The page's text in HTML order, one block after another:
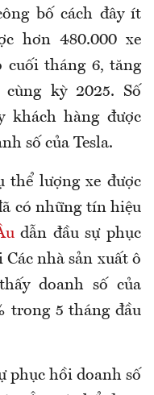
bố cách đây ít
hơn 480.000 xe
cuối tháng 6, tăng
kỳ 2025. Số
khách hàng được
số của Tesla.
thể lượng xe được
có những tín hiệu
dẫn đầu sự phục
nhà sản xuất ô
doanh số của
trong 5 tháng đầu
phục hồi doanh số